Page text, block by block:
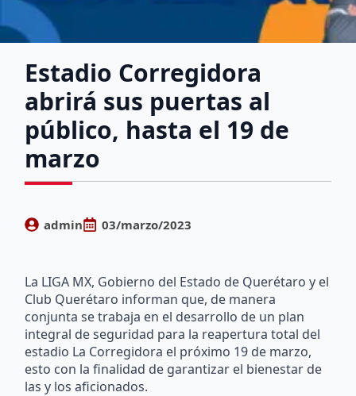
Estadio Corregidora
abrirá sus puertas al
público, hasta el 19 de
marzo
admin 03/marzo/2023
La LIGA MX, Gobierno del Estado de Querétaro y el
Club Querétaro informan que, de manera
conjunta se trabaja en el desarrollo de un plan
integral de seguridad para la reapertura total del
estadio La Corregidora el próximo 19 de marzo,
esto con la finalidad de garantizar el bienestar de
las y los aficionados.